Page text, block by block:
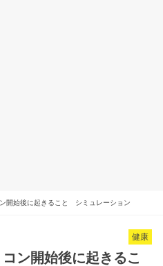
開始後に起きること シミュレーション
健康
ン開始後に起きるこ